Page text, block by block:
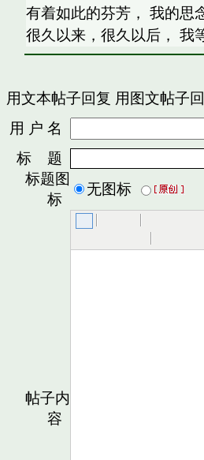
有着如此的芬芳， 我的思
很久以来，很久以后， 我
用文本帖子回复 用图文帖子
用 户 名
标 题
标题图
标
无图标
帖子内
容